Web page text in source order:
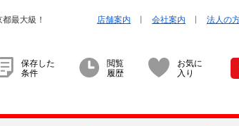
最大級！ 店舗案内 会社案内 法人の
保存した
条件
閲覧
履歴
お気に
入り